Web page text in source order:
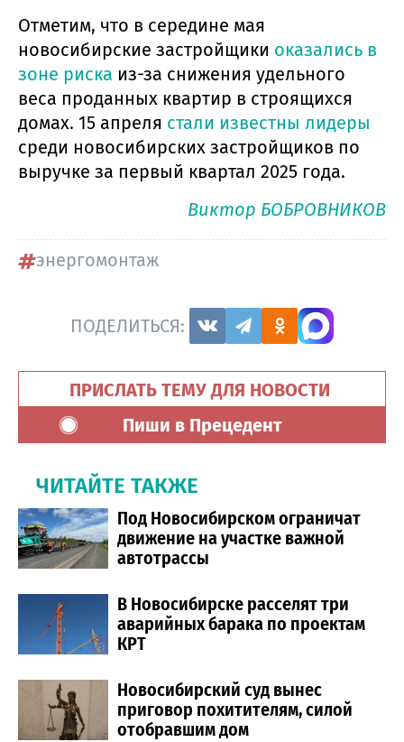
Отметим, что в середине мая
новосибирские застройщики оказались в
зоне риска из-за снижения удельного
веса проданных квартир в строящихся
домах. 15 апреля стали известны лидеры
среди новосибирских застройщиков по
выручке за первый квартал 2025 года.
Виктор БОБРОВНИКОВ
энергомонтаж
ПОДЕЛИТЬСЯ:
ПРИСЛАТЬ ТЕМУ ДЛЯ НОВОСТИ
Пиши в Прецедент
ЧИТАЙТЕ ТАКЖЕ
Под Новосибирском ограничат
движение на участке важной
автотрассы
В Новосибирске расселят три
аварийных барака по проектам
КРТ
Новосибирский суд вынес
приговор похитителям, силой
отобравшим дом